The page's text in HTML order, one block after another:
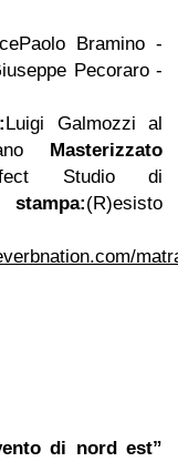
Paolo Bramino -
Pecoraro -
Luigi Galmozzi al
Masterizzato
Studio di
stampa:(R)esisto
di nord est”